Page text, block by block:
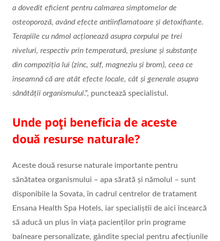
a dovedit eficient pentru calmarea simptomelor de
osteoporoză, având efecte antiinflamatoare și detoxifiante.
Terapiile cu nămol acționează asupra corpului pe trei
niveluri, respectiv prin temperatură, presiune și substanțe
din compoziția lui (zinc, sulf, magneziu și brom), ceea ce
înseamnă că are atât efecte locale, cât și generale asupra
sănătății organismului.”, punctează specialistul.
Unde poți beneficia de aceste
două resurse naturale?
Aceste două resurse naturale importante pentru
sănătatea organismului – apa sărată și nămolul – sunt
disponibile la Sovata, în cadrul centrelor de tratament
Ensana Health Spa Hotels, iar specialiștii de aici încearcă
să aducă un plus în viața pacienților prin programe
balneare personalizate, gândite special pentru afecțiunile